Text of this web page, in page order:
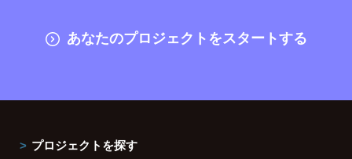
あなたのプロジェクトをスタートする
プロジェクトを探す